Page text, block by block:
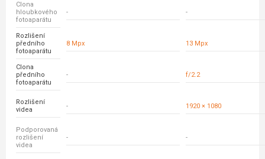
Clona
hloubkového
fotoaparátu
- -
Rozlišení
předního
fotoaparátu
8 Mpx 13 Mpx
Clona
předního
fotoaparátu
- f/2.2
Rozlišení
videa
- 1920 × 1080
Podporovaná
rozlišení
videa
- -